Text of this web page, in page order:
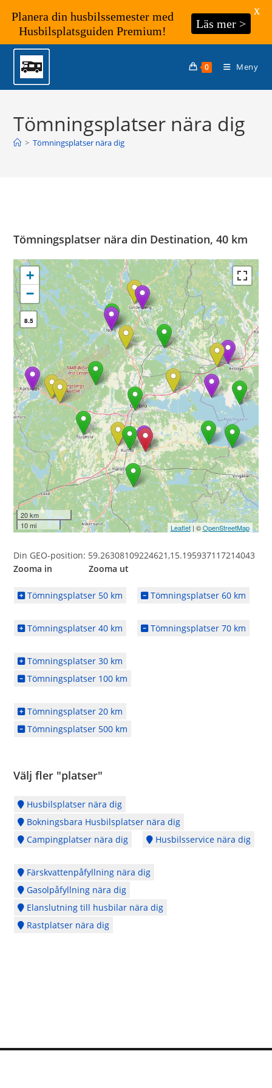
Hoppa
innehållet
0 Meny
Tömningsplatser nära dig
> Tömningsplatser nära dig
Tömningsplatser nära din Destination, 40 km
+
−
8.5
20 km
10 mi
Leaflet| ©OpenStreetMap
Din GEO-position: 59.26308109224621,15.195937117214043
Zooma in Zooma ut
Tömningsplatser 50 km Tömningsplatser 60 km
Tömningsplatser 40 km Tömningsplatser 70 km
Tömningsplatser 30 km
Tömningsplatser 100 km
Tömningsplatser 20 km
Tömningsplatser 500 km
Välj fler "platser"
Husbilsplatser nära dig
Bokningsbara Husbilsplatser nära dig
Campingplatser nära dig
Husbilsservice nära dig
Färskvattenpåfyllning nära dig
Gasolpåfyllning nära dig
Elanslutning till husbilar nära dig
Rastplatser nära dig
Planera din husbilssemester med
Husbilsplatsguiden Premium!
Läs mer >
X